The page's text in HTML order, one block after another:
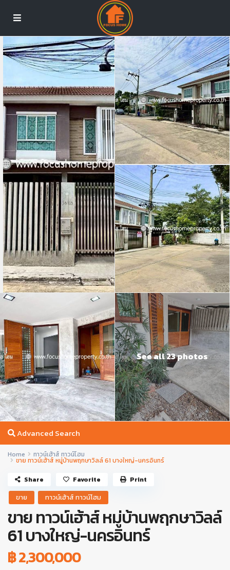
See all 23 photos
Advanced Search
Home ทาวน์เฮ้าส์ ทาวน์โฮม
ขาย ทาวน์เฮ้าส์ หมู่บ้านพฤกษาวิลล์ 61 บางใหญ่-นครอินทร์
ขาย ทาวน์เฮ้าส์ ทาวน์โฮม
ขาย ทาวน์เฮ้าส์ หมู่บ้านพฤกษาวิลล์
61 บางใหญ่-นครอินทร์
฿ 2,300,000
Share Favorite Print